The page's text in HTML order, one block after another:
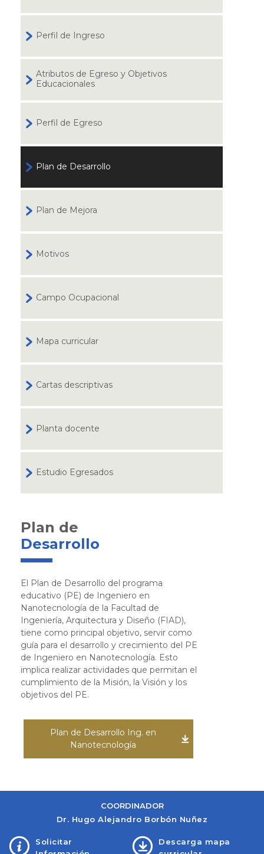
Perfil de Ingreso
Atributos de Egreso y Objetivos
Educacionales
Perfil de Egreso
Plan de Desarrollo
Plan de Mejora
Motivos
Campo Ocupacional
Mapa curricular
Cartas descriptivas
Planta docente
Estudio Egresados
Plan de
Desarrollo
El Plan de Desarrollo del programa
educativo (PE) de Ingeniero en
Nanotecnología de la Facultad de
Ingeniería, Arquitectura y Diseño (FIAD),
tiene como principal objetivo, servir como
guía para el desarrollo y crecimiento del PE
de Ingeniero en Nanotecnología. Esto
implica realizar actividades que permitan el
cumplimiento de la Misión, la Visión y los
objetivos del PE.
Plan de Desarrollo Ing. en
Nanotecnología
COORDINADOR
Dr. Hugo Alejandro Borbón Nuñez
Solicitar
Descarga mapa